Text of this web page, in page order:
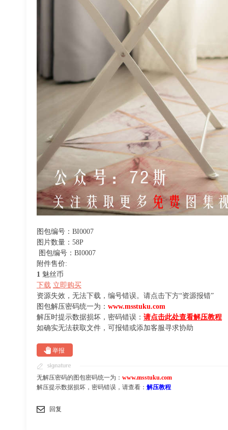
图包编号：BI0007
图片数量：58P
图包编号：BI0007
附件售价:
1 魅丝币
下载 立即购买
资源失效，无法下载，编号错误。请点击下方“资源报错”
图包解压密码统一为： www.msstuku.com
解压时提示数据损坏，密码错误： 请点击此处查看解压教程
如确实无法获取文件，可报错或添加客服寻求协助
举报
无解压密码的图包密码统一为： www.msstuku.com
解压提示数据损坏，密码错误，请查看： 解压教程
回复